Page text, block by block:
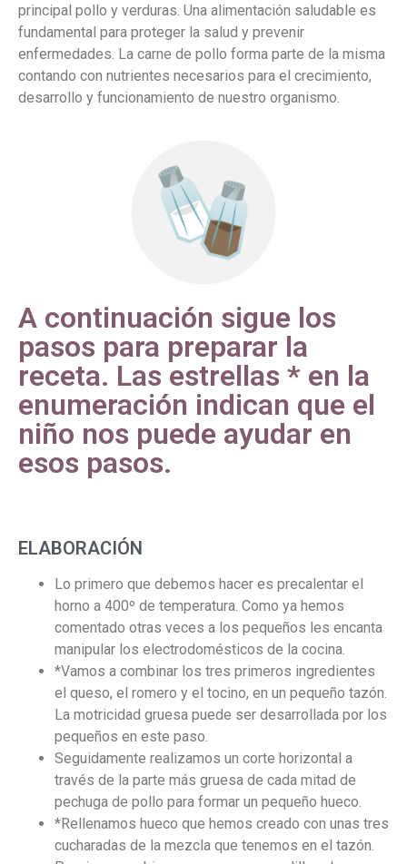
principal pollo y verduras. Una alimentación saludable es
fundamental para proteger la salud y prevenir
enfermedades. La carne de pollo forma parte de la misma
contando con nutrientes necesarios para el crecimiento,
desarrollo y funcionamiento de nuestro organismo.
A continuación sigue los
pasos para preparar la
receta. Las estrellas * en la
enumeración indican que el
niño nos puede ayudar en
esos pasos.
ELABORACIÓN
Lo primero que debemos hacer es precalentar el
horno a 400º de temperatura. Como ya hemos
comentado otras veces a los pequeños les encanta
manipular los electrodomésticos de la cocina.
*Vamos a combinar los tres primeros ingredientes
el queso, el romero y el tocino, en un pequeño tazón.
La motricidad gruesa puede ser desarrollada por los
pequeños en este paso.
Seguidamente realizamos un corte horizontal a
través de la parte más gruesa de cada mitad de
pechuga de pollo para formar un pequeño hueco.
*Rellenamos hueco que hemos creado con unas tres
cucharadas de la mezcla que tenemos en el tazón.